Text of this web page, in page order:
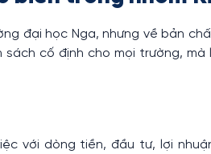
đại học Nga, nhưng về bản
cố định cho mọi trường,
với dòng tiền, đầu tư, lợi